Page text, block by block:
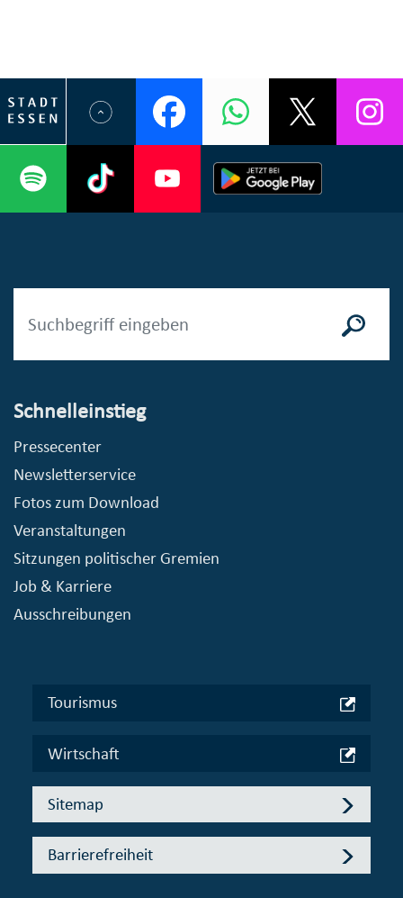
Schnelleinstieg
Pressecenter
Newsletterservice
Fotos zum Download
Veranstaltungen
Sitzungen politischer Gremien
Job & Karriere
Ausschreibungen
Tourismus
Wirtschaft
Sitemap
Barrierefreiheit